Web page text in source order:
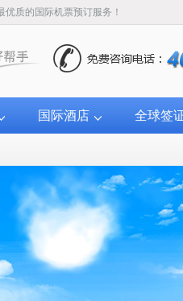
质的国际机票预订服务！
国际酒店 全球签